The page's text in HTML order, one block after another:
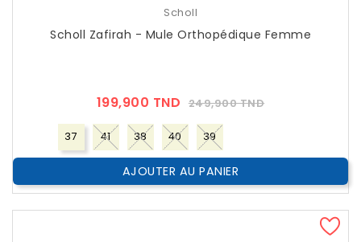
Scholl
Scholl Zafirah - Mule Orthopédique Femme
199,900 TND Prix
Public
249,900 TNDPrix
37 41 38 40 39
AJOUTER AU PANIER